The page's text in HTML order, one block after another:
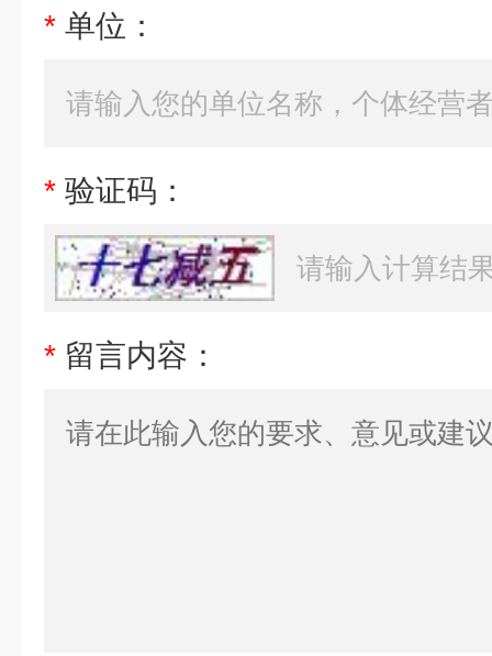
* 单位：
* 验证码：
* 留言内容：